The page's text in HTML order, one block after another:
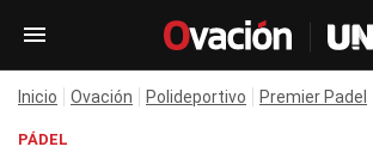
Inicio Ovación Polideportivo Premier Padel
PÁDEL